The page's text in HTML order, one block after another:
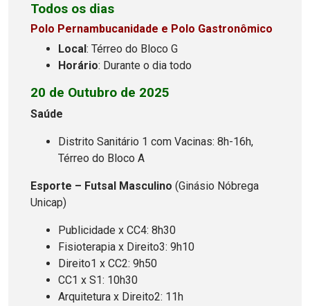
Todos os dias
Polo Pernambucanidade e Polo Gastronômico
Local : Térreo do Bloco G
Horário: Durante o dia todo
20 de Outubro de 2025
Saúde
Distrito Sanitário 1 com Vacinas: 8h-16h,
Térreo do Bloco A
Esporte – Futsal Masculino (Ginásio Nóbrega
Unicap)
Publicidade x CC4: 8h30
Fisioterapia x Direito3: 9h10
Direito1 x CC2: 9h50
CC1 x S1: 10h30
Arquitetura x Direito2: 11h